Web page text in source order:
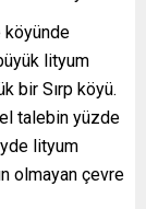
köyünde
lityum
bir Sırp köyü.
talebin yüzde
lityum
olmayan çevre